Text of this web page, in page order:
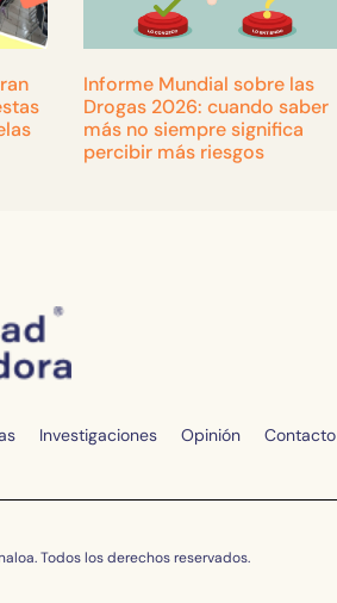
Informe Mundial sobre las
Drogas 2026: cuando saber
más no siempre significa
percibir más riesgos
Investigaciones Opinión Contacto
Todos los derechos reservados.